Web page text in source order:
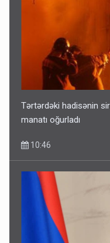
Tərtərdəki hadisənin
manatı oğurladı
10:46